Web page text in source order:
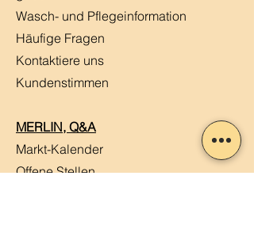
Wasch- und Pflegeinformation
Häufige Fragen
Kontaktiere uns
Kundenstimmen
MERLIN, Q&A
Markt-Kalender
Offene Stellen